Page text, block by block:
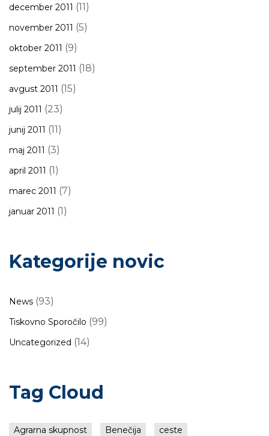
december 2011 (11)
november 2011 (5)
oktober 2011 (9)
september 2011 (18)
avgust 2011 (15)
julij 2011 (23)
junij 2011 (11)
maj 2011 (3)
april 2011 (1)
marec 2011 (7)
januar 2011 (1)
Kategorije novic
News (93)
Tiskovno Sporočilo (99)
Uncategorized (14)
Tag Cloud
Agrarna skupnost Benečija
ceste